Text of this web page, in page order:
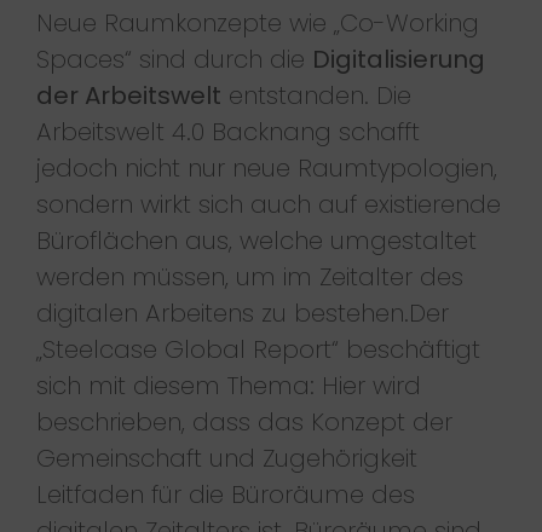
Neue Raumkonzepte wie „Co-Working
Spaces“ sind durch die Digitalisierung
der Arbeitswelt entstanden. Die
Arbeitswelt 4.0 Backnang schafft
jedoch nicht nur neue Raumtypologien,
sondern wirkt sich auch auf existierende
Büroflächen aus, welche umgestaltet
werden müssen, um im Zeitalter des
digitalen Arbeitens zu bestehen.Der
„Steelcase Global Report“ beschäftigt
sich mit diesem Thema: Hier wird
beschrieben, dass das Konzept der
Gemeinschaft und Zugehörigkeit
Leitfaden für die Büroräume des